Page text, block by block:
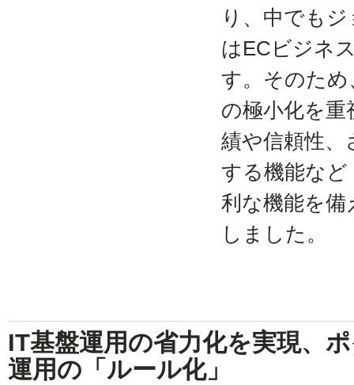
り、中でも
はECビジネ
す。そのため
の極小化を
績や信頼性、
する機能な
利な機能を備
しました。
IT基盤運用の省力化を実現、
運用の「ルール化」